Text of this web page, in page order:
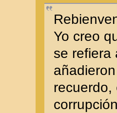
Yo creo
se refiera
recuerdo,